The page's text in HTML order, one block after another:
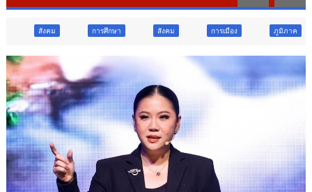
การศึกษา สังคม การเมือง ภูมิภาค วิจัย นวัตกรรม